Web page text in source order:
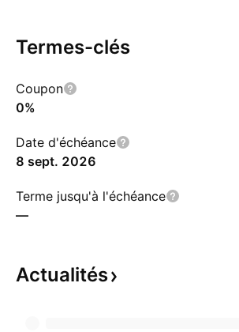
Termes-clés
Coupon
0%
Date d'échéance
8 sept. 2026
Terme jusqu'à l'échéance
—
Actualités